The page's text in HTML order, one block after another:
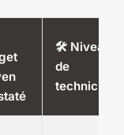
🛠️ Niveau
de
technicité